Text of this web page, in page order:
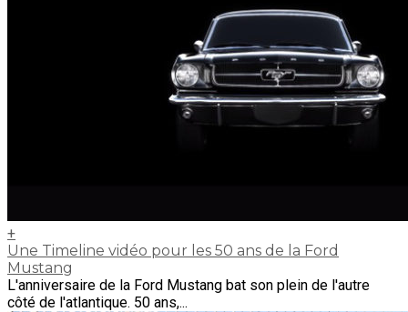
+
Une Timeline vidéo pour les 50 ans de la Ford
Mustang
L'anniversaire de la Ford Mustang bat son plein de l'autre
côté de l'atlantique. 50 ans,...